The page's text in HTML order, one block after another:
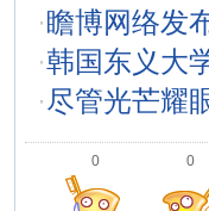
·瞻博网络发
·韩国东义大
·尽管光芒耀
0 0